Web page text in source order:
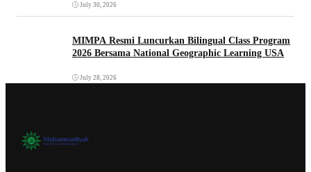
July 30, 2026
MIMPA Resmi Luncurkan Bilingual Class Program
2026 Bersama National Geographic Learning USA
July 28, 2026